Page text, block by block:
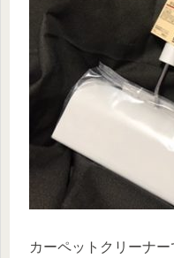
カーペットクリーナ